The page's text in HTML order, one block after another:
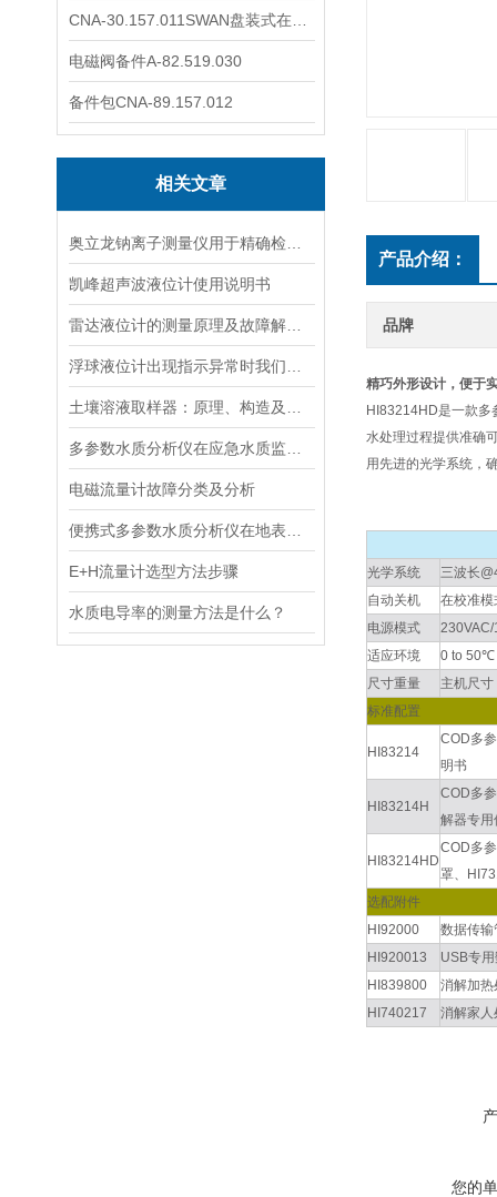
电磁阀备件A-82.519.030
备件包CNA-89.157.012
相关文章
凯峰超声波液位计使用说明书
电磁流量计故障分类及分析
E+H流量计选型方法步骤
水质电导率的测量方法是什么？
产品介绍：
品牌
精巧外形设计，便于
HI83214HD是一款多
水处理过程提供准确
用先进的光学系统，
光学系统
三波长
自动关机
在校准
电源模式
适应环境
0 to 50℃
尺寸重量
主机尺
标准配置
HI83214
COD多
明书
HI83214H
COD多
解器专
HI83214HD
COD多
罩、
选配附件
HI92000
数据传输
HI920013
USB专
HI839800
消解加热
HI740217
消解家人
您的